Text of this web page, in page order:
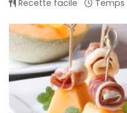
Recette facile